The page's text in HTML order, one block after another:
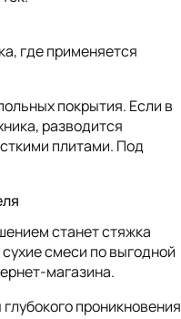
где применяется
покрытия. Если в
разводится
плитами. Под
станет стяжка
смеси по выгодной
магазина.
проникновения